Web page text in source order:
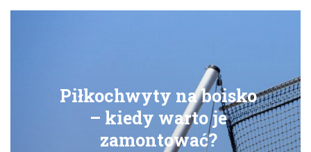
Piłkochwyty na boisko
– kiedy warto je
zamontować?